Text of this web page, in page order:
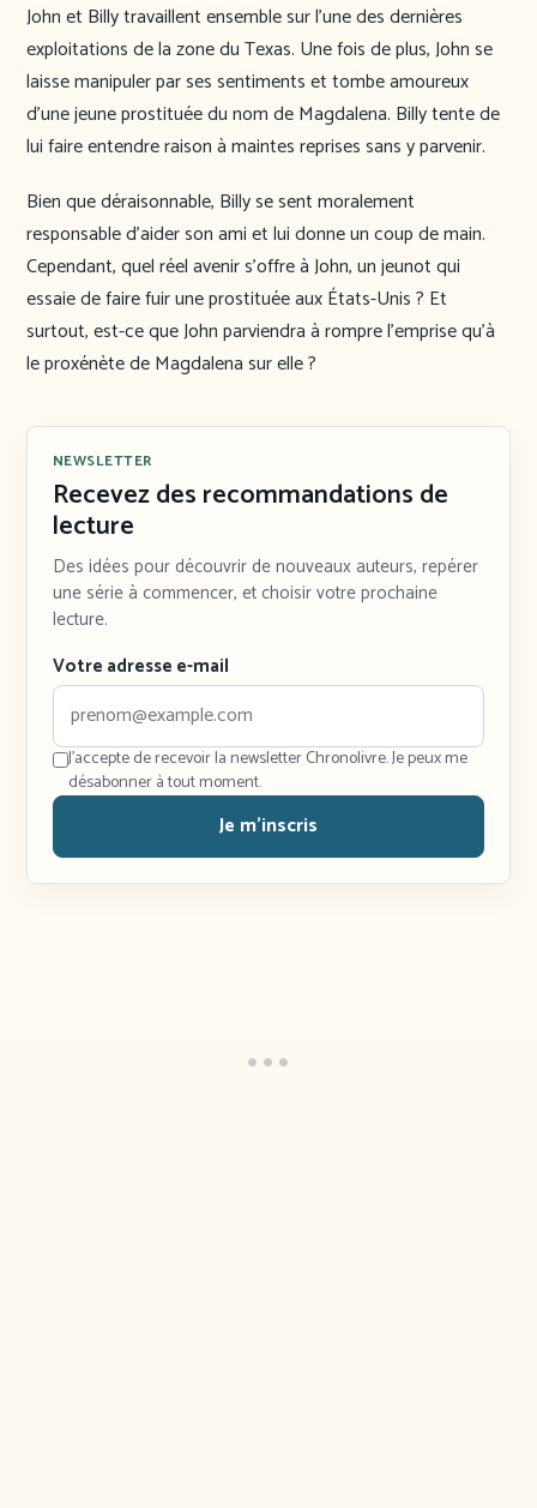
John et Billy travaillent ensemble sur l’une des dernières
exploitations de la zone du Texas. Une fois de plus, John se
laisse manipuler par ses sentiments et tombe amoureux
d’une jeune prostituée du nom de Magdalena. Billy tente de
lui faire entendre raison à maintes reprises sans y parvenir.
Bien que déraisonnable, Billy se sent moralement
responsable d’aider son ami et lui donne un coup de main.
Cependant, quel réel avenir s’offre à John, un jeunot qui
essaie de faire fuir une prostituée aux États-Unis ? Et
surtout, est-ce que John parviendra à rompre l’emprise qu’à
le proxénète de Magdalena sur elle ?
NEWSLETTER
Recevez des recommandations de
lecture
Des idées pour découvrir de nouveaux auteurs, repérer
une série à commencer, et choisir votre prochaine
lecture.
Votre adresse e-mail
J'accepte de recevoir la newsletter Chronolivre. Je peux me
désabonner à tout moment.